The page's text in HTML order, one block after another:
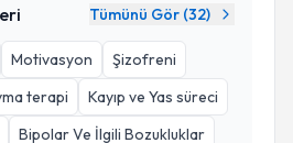
Tümünü Gör (32)
Motivasyon
Şizofreni
terapi
Kayıp ve Yas süreci
Bipolar Ve İlgili Bozukluklar